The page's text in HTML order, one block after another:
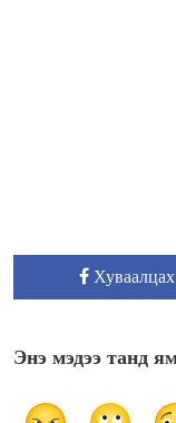
Хуваалцах
Энэ мэдээ танд